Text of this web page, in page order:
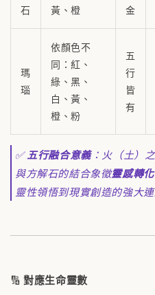
石
黃、橙
金
瑪
瑙
依顏色不
同：紅、
綠、黑、
白、黃、
橙、粉
五
行
皆
有
✅五行融合意義：火（土）
與方解石的結合象徵靈感轉
靈性領悟到現實創造的強大連
🔢對應生命靈數